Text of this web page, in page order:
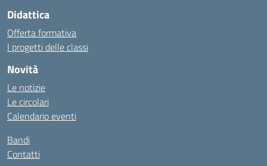
Didattica
Offerta formativa
I progetti delle classi
Novità
Le notizie
Le circolari
Calendario eventi
Bandi
Contatti